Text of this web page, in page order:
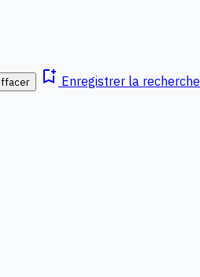
bookmark_add Enregistrer la recherche